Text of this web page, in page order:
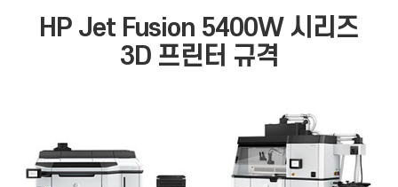
HP Jet Fusion 5400W 시리즈
3D 프린터 규격